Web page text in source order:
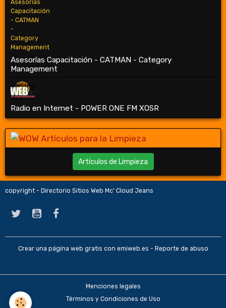
Asesorías Capacitación - CATMAN - Category
Management
Radio en Internet - POWER ONE FM XOSR
Artículos de Limpieza
copyright - Directorio Sitios Web Mc' Cloud Jeans
Crear una página web gratis con emiweb.es - Reporte de abuso
Menciones legales
Términos y Condiciones de Uso